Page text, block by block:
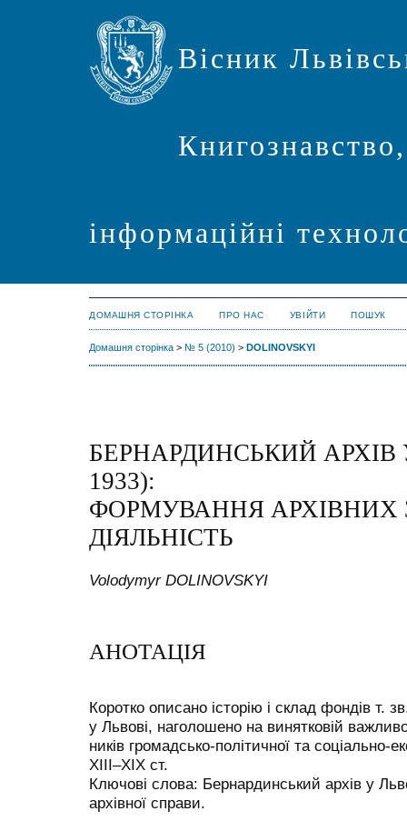
Вісник
інформаційні
ДОМАШНЯ СТОРІНКА ПРО НАС УВІЙТИ ПОШУК
Домашня сторінка > № 5 (2010) > DOLINOVSKYI
БЕРНАРДИНСЬКИЙ АРХІВ
1933):
ФОРМУВАННЯ АРХІВНИХ
ДІЯЛЬНІСТЬ
Volodymyr DOLINOVSKYI
АНОТАЦІЯ
Коротко описано історію і склад фондів т.
у Львові, наголошено на винятковій
ників громадсько-політичної та соціально-
ХІІІ–ХІХ ст.
Ключові слова: Бернардинський архів у
архівної справи.